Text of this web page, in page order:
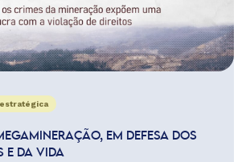
EM DEFESA DOS
E DA VIDA